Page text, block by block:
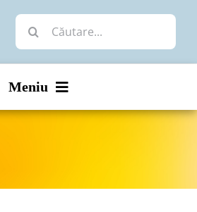
Cautare...
Meniu